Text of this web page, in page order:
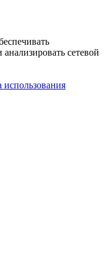
сетевой
использования